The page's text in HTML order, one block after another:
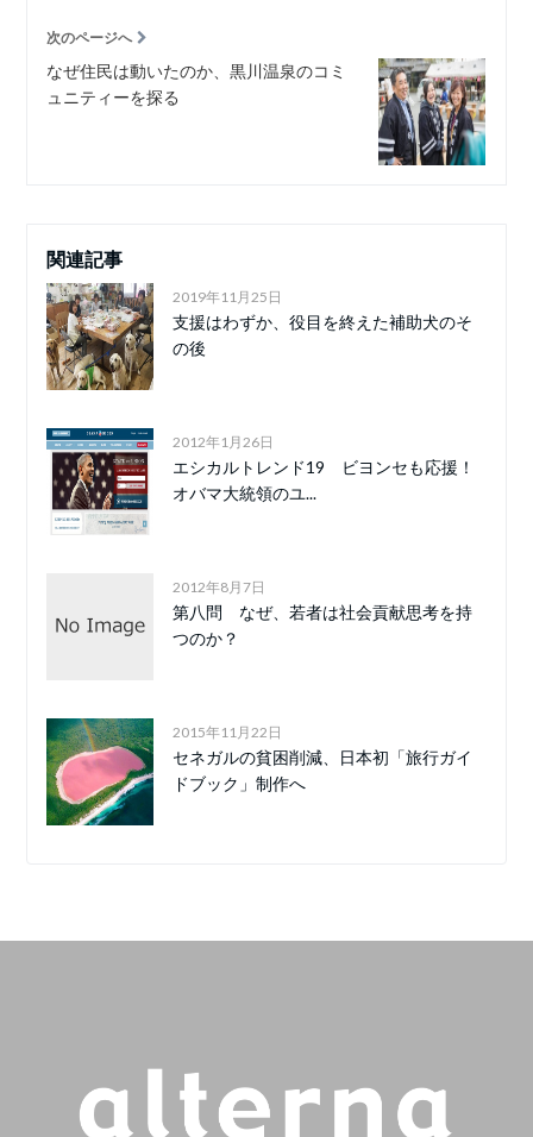
次のページへ
なぜ住民は動いたのか、黒川温泉のコミ
ュニティーを探る
関連記事
2019年11月25日
支援はわずか、役目を終えた補助犬のそ
の後
2012年1月26日
エシカルトレンド19 ビヨンセも応援！
オバマ大統領のユ...
2012年8月7日
第八問 なぜ、若者は社会貢献思考を持
つのか？
2015年11月22日
セネガルの貧困削減、日本初「旅行ガイ
ドブック」制作へ